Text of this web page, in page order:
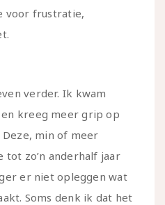
voor frustratie,
verder. Ik kwam
kreeg meer grip op
min of meer
tot zo’n anderhalf jaar
er niet opleggen wat
Soms denk ik dat het